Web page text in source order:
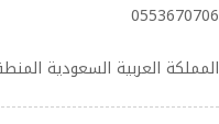
0553670706
المملكة العربية السعودية